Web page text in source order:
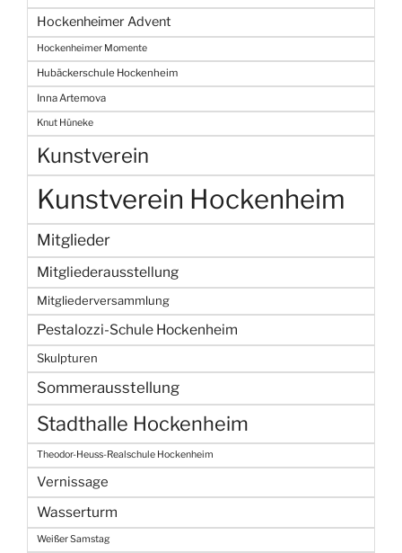
Hockenheimer Advent
Hockenheimer Momente
Hubäckerschule Hockenheim
Inna Artemova
Knut Hüneke
Kunstverein
Kunstverein Hockenheim
Mitglieder
Mitgliederausstellung
Mitgliederversammlung
Pestalozzi-Schule Hockenheim
Skulpturen
Sommerausstellung
Stadthalle Hockenheim
Theodor-Heuss-Realschule Hockenheim
Vernissage
Wasserturm
Weißer Samstag